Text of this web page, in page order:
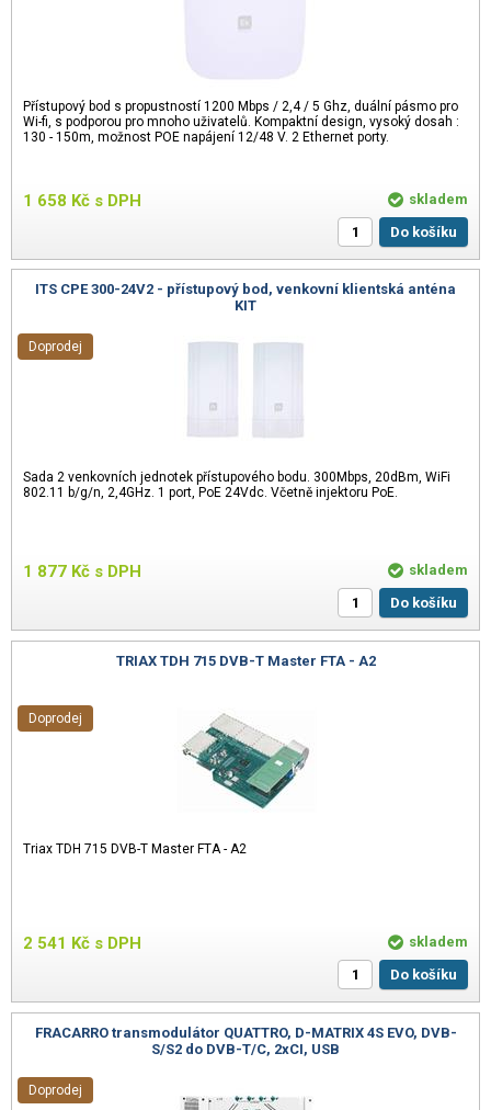
Přístupový bod s propustností 1200 Mbps / 2,4 / 5 Ghz, duální pásmo pro
Wi-fi, s podporou pro mnoho uživatelů. Kompaktní design, vysoký dosah :
130 - 150m, možnost POE napájení 12/48 V. 2 Ethernet porty.
1 658 Kč s DPH
skladem
Do košíku
ITS CPE 300-24V2 - přístupový bod, venkovní klientská anténa
KIT
Sada 2 venkovních jednotek přístupového bodu. 300Mbps, 20dBm, WiFi
802.11 b/g/n, 2,4GHz. 1 port, PoE 24Vdc. Včetně injektoru PoE.
1 877 Kč s DPH
Doprodej
skladem
Do košíku
TRIAX TDH 715 DVB-T Master FTA - A2
Triax TDH 715 DVB-T Master FTA - A2
2 541 Kč s DPH
Doprodej
skladem
Do košíku
FRACARRO transmodulátor QUATTRO, D-MATRIX 4S EVO, DVB-
S/S2 do DVB-T/C, 2xCI, USB
Doprodej